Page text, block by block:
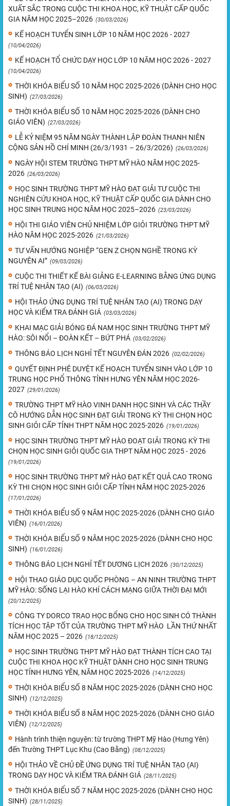
XUẤT SẮC TRONG CUỘC THI KHOA HỌC, KỸ THUẬT CẤP QUỐC
GIA NĂM HỌC 2025–2026 (30/03/2026)
KẾ HOẠCH TUYỂN SINH LỚP 10 NĂM HỌC 2026 - 2027
(10/04/2026)
KẾ HOẠCH TỔ CHỨC DẠY HỌC LỚP 10 NĂM HỌC 2026 - 2027
(10/04/2026)
THỜI KHÓA BIỂU SỐ 10 NĂM HỌC 2025-2026 (DÀNH CHO HỌC
SINH) (27/03/2026)
THỜI KHÓA BIỂU SỐ 10 NĂM HỌC 2025-2026 (DÀNH CHO
GIÁO VIÊN) (27/03/2026)
LỄ KỶ NIỆM 95 NĂM NGÀY THÀNH LẬP ĐOÀN THANH NIÊN
CỘNG SẢN HỒ CHÍ MINH (26/3/1931 – 26/3/2026) (26/03/2026)
NGÀY HỘI STEM TRƯỜNG THPT MỸ HÀO NĂM HỌC 2025-
2026 (26/03/2026)
HỌC SINH TRƯỜNG THPT MỸ HÀO ĐẠT GIẢI TƯ CUỘC THI
NGHIÊN CỨU KHOA HỌC, KỸ THUẬT CẤP QUỐC GIA DÀNH CHO
HỌC SINH TRUNG HỌC NĂM HỌC 2025–2026 (23/03/2026)
HỘI THI GIÁO VIÊN CHỦ NHIỆM LỚP GIỎI TRƯỜNG THPT MỸ
HÀO NĂM HỌC 2025-2026 (21/03/2026)
TƯ VẤN HƯỚNG NGHIỆP “GEN Z CHỌN NGHỀ TRONG KỲ
NGUYÊN AI” (09/03/2026)
CUỘC THI THIẾT KẾ BÀI GIẢNG E-LEARNING BẰNG ỨNG DỤNG
TRÍ TUỆ NHÂN TẠO (AI) (06/03/2026)
HỘI THẢO ỨNG DỤNG TRÍ TUỆ NHÂN TẠO (AI) TRONG DẠY
HỌC VÀ KIỂM TRA ĐÁNH GIÁ (03/03/2026)
KHAI MẠC GIẢI BÓNG ĐÁ NAM HỌC SINH TRƯỜNG THPT MỸ
HÀO: SÔI NỔI – ĐOÀN KẾT – BỨT PHÁ (03/02/2026)
THÔNG BÁO LỊCH NGHỈ TẾT NGUYÊN ĐÁN 2026 (02/02/2026)
QUYẾT ĐỊNH PHÊ DUYỆT KẾ HOẠCH TUYỂN SINH VÀO LỚP 10
TRUNG HỌC PHỔ THÔNG TỈNH HƯNG YÊN NĂM HỌC 2026-
2027 (29/01/2026)
TRƯỜNG THPT MỸ HÀO VINH DANH HỌC SINH VÀ CÁC THẦY
CÔ HƯỚNG DẪN HỌC SINH ĐẠT GIẢI TRONG KỲ THI CHỌN HỌC
SINH GIỎI CẤP TỈNH THPT NĂM HỌC 2025-2026 (19/01/2026)
HỌC SINH TRƯỜNG THPT MỸ HÀO ĐOẠT GIẢI TRONG KỲ THI
CHỌN HỌC SINH GIỎI QUỐC GIA THPT NĂM HỌC 2025 - 2026
(19/01/2026)
HỌC SINH TRƯỜNG THPT MỸ HÀO ĐẠT KẾT QUẢ CAO TRONG
KỲ THI CHỌN HỌC SINH GIỎI CẤP TỈNH NĂM HỌC 2025-2026
(17/01/2026)
THỜI KHÓA BIỂU SỐ 9 NĂM HỌC 2025-2026 (DÀNH CHO GIÁO
VIÊN) (16/01/2026)
THỜI KHÓA BIỂU SỐ 9 NĂM HỌC 2025-2026 (DÀNH CHO HỌC
SINH) (16/01/2026)
THÔNG BÁO LỊCH NGHỈ TẾT DƯƠNG LỊCH 2026 (30/12/2025)
HỘI THAO GIÁO DỤC QUỐC PHÒNG – AN NINH TRƯỜNG THPT
MỸ HÀO: SỐNG LẠI HÀO KHÍ CÁCH MẠNG GIỮA THỜI ĐẠI MỚI
(20/12/2025)
CÔNG TY DORCO TRAO HỌC BỔNG CHO HỌC SINH CÓ THÀNH
TÍCH HỌC TẬP TỐT CỦA TRƯỜNG THPT MỸ HÀO LẦN THỨ NHẤT
NĂM HỌC 2025 – 2026 (18/12/2025)
HỌC SINH TRƯỜNG THPT MỸ HÀO ĐẠT THÀNH TÍCH CAO TẠI
CUỘC THI KHOA HỌC KỸ THUẬT DÀNH CHO HỌC SINH TRUNG
HỌC TỈNH HƯNG YÊN, NĂM HỌC 2025-2026 (14/12/2025)
THỜI KHÓA BIỂU SỐ 8 NĂM HỌC 2025-2026 (DÀNH CHO HỌC
SINH) (12/12/2025)
THỜI KHÓA BIỂU SỐ 8 NĂM HỌC 2025-2026 (DÀNH CHO GIÁO
VIÊN) (12/12/2025)
Hành trình thiện nguyện: từ trường THPT Mỹ Hào (Hưng Yên)
đến Trường THPT Lục Khu (Cao Bằng) (08/12/2025)
HỘI THẢO VỀ CHỦ ĐỀ ỨNG DỤNG TRÍ TUỆ NHÂN TẠO (AI)
TRONG DẠY HỌC VÀ KIỂM TRA ĐÁNH GIÁ (28/11/2025)
THỜI KHÓA BIỂU SỐ 7 NĂM HỌC 2025-2026 (DÀNH CHO HỌC
SINH) (28/11/2025)